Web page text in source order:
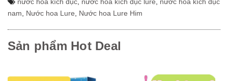
nam
Nước hoa Lure Nước hoa Lure Him
Sản phẩm Hot Deal